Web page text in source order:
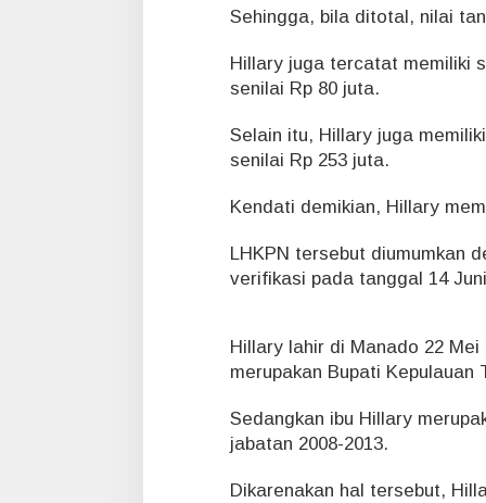
Sehingga, bila ditotal, nilai
Hillary juga tercatat memiliki
senilai Rp 80 juta.
Selain itu, Hillary juga
senilai Rp 253 juta.
Kendati demikian, Hillary
LHKPN tersebut diumumkan
verifikasi pada tanggal 14
Hillary lahir di Manado 22
merupakan Bupati Kepulauan
Sedangkan ibu Hillary
jabatan 2008-2013.
Dikarenakan hal tersebut,